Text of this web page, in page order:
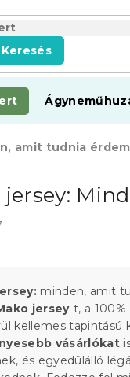
Keresés
amit tudnia
jersey:
minden, amit
jersey-t, a
kellemes
vásárlókat
és egyedülálló